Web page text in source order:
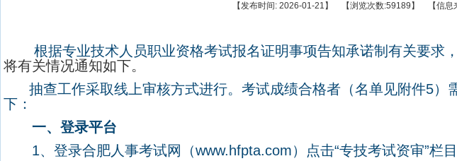
【发布时间: 2026-01-21】 【浏览次数:59189】 【信息
根据专业技术人员职业资格考试报名证明事项告知承诺制有关要求，
将有关情况通知如下。
抽查工作采取线上审核方式进行。考试成绩合格者（名单见附件5）
下：
一、登录平台
1、登录合肥人事考试网（www.hfpta.com） 点击“专技考试资审”栏